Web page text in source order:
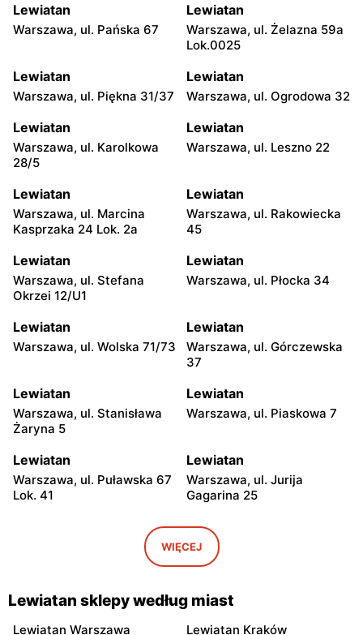
Lewiatan
Warszawa, ul. Pańska 67
Lewiatan
Warszawa, ul. Żelazna 59a
Lok.0025
Lewiatan
Warszawa, ul. Piękna 31/37
Lewiatan
Warszawa, ul. Ogrodowa 32
Lewiatan
Warszawa, ul. Karolkowa
28/5
Lewiatan
Warszawa, ul. Leszno 22
Lewiatan
Warszawa, ul. Marcina
Kasprzaka 24 Lok. 2a
Lewiatan
Warszawa, ul. Rakowiecka
45
Lewiatan
Warszawa, ul. Stefana
Okrzei 12/U1
Lewiatan
Warszawa, ul. Płocka 34
Lewiatan
Warszawa, ul. Wolska 71/73
Lewiatan
Warszawa, ul. Górczewska
37
Lewiatan
Warszawa, ul. Stanisława
Żaryna 5
Lewiatan
Warszawa, ul. Piaskowa 7
Lewiatan
Warszawa, ul. Puławska 67
Lok. 41
Lewiatan
Warszawa, ul. Jurija
Gagarina 25
Warszawa, ul. Egipska 4
Lewiatan
Warszawa, ul. Elbląska 37
Warszawa, ul. Erazma
Warszawa, ul.
Międzyborska 48
WIĘCEJ
Lewiatan sklepy według miast
Lewiatan Warszawa
Lewiatan Kraków